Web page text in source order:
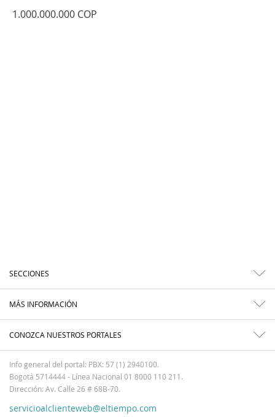
1.000.000.000 COP
SECCIONES
MÁS INFORMACIÓN
CONOZCA NUESTROS PORTALES
Info general del portal: PBX: 57 (1) 2940100.
Bogotá 5714444 - Línea Nacional 01 8000 110 211.
Dirección: Av. Calle 26 # 68B-70.
servicioalclienteweb@eltiempo.com